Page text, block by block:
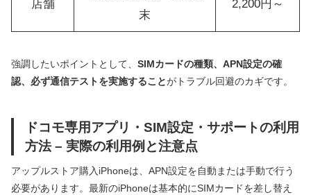
店舗
末
2,200円～
強調したいポイントとして、 SIMカードの種類、APN設定の確
認、必ず通信テストを実施することがトラブル回避のカギです。
ドコモ専用アプリ・SIM設定・サポートの利用
方法 – 実際の利用例と注意点
アップルストア購入iPhoneは、APN設定を自動または手動で行う
必要があります。最新のiPhoneは基本的にSIMカードを差し替え